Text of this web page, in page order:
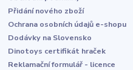
Přidání nového zboží
Ochrana osobních údajů e-shopu
Dodávky na Slovensko
Dinotoys certifikát hraček
Reklamační formulář - licence